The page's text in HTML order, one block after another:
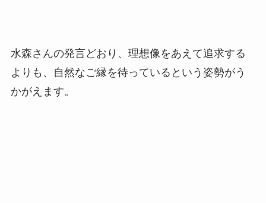
水森さんの発言どおり、理想像をあえて追求する
よりも、自然なご縁を待っているという姿勢がう
かがえます。